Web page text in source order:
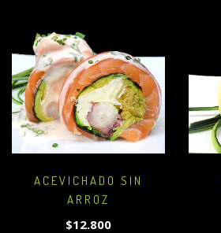
ACEVICHADO SIN
ARROZ
$12.800